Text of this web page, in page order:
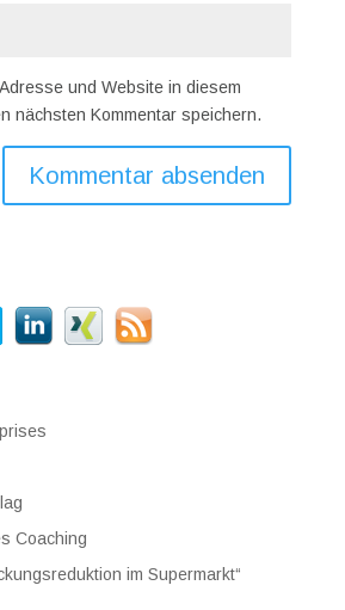
und Website in diesem
nächsten Kommentar speichern.
Coaching
im Supermarkt“